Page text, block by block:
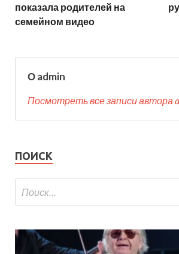
показала родителей на
семейном видео
О admin
Посмотреть все записи автора
ПОИСК